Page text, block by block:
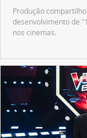
Produção
desenvolvimento de
nos cinemas.